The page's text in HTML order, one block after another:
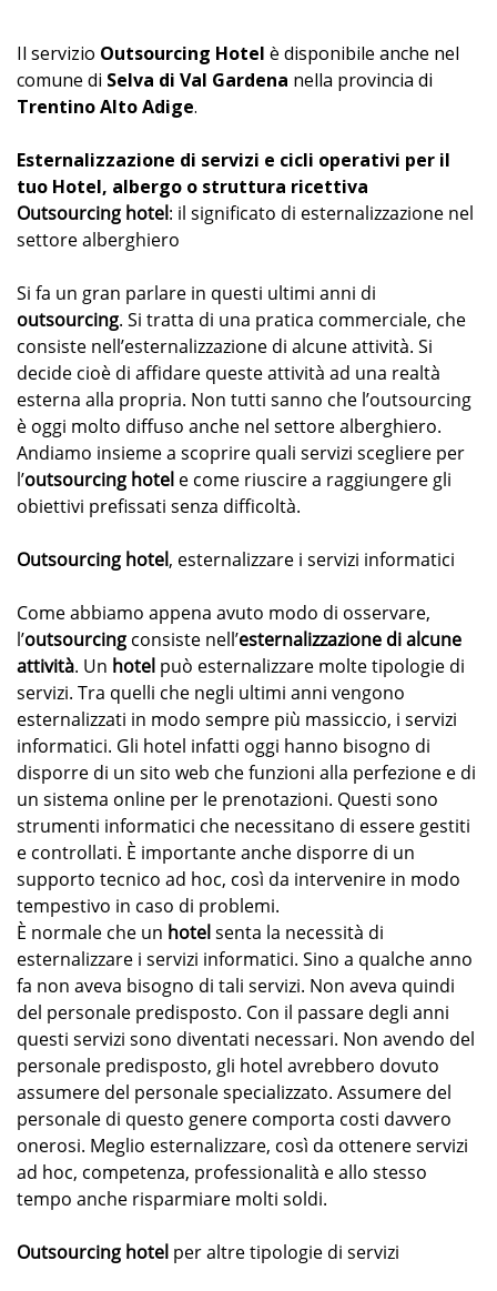
Il servizio Outsourcing Hotel è disponibile anche nel
comune di Selva di Val Gardena nella provincia di
Trentino Alto Adige.
Esternalizzazione di servizi e cicli operativi per il
tuo Hotel, albergo o struttura ricettiva
Outsourcing hotel: il significato di esternalizzazione nel
settore alberghiero
Si fa un gran parlare in questi ultimi anni di
outsourcing. Si tratta di una pratica commerciale, che
consiste nell’esternalizzazione di alcune attività. Si
decide cioè di affidare queste attività ad una realtà
esterna alla propria. Non tutti sanno che l’outsourcing
è oggi molto diffuso anche nel settore alberghiero.
Andiamo insieme a scoprire quali servizi scegliere per
l’outsourcing hotel e come riuscire a raggiungere gli
obiettivi prefissati senza difficoltà.
Outsourcing hotel, esternalizzare i servizi informatici
Come abbiamo appena avuto modo di osservare,
l’outsourcing consiste nell’esternalizzazione di alcune
attività. Un hotel può esternalizzare molte tipologie di
servizi. Tra quelli che negli ultimi anni vengono
esternalizzati in modo sempre più massiccio, i servizi
informatici. Gli hotel infatti oggi hanno bisogno di
disporre di un sito web che funzioni alla perfezione e di
un sistema online per le prenotazioni. Questi sono
strumenti informatici che necessitano di essere gestiti
e controllati. È importante anche disporre di un
supporto tecnico ad hoc, così da intervenire in modo
tempestivo in caso di problemi.
È normale che un hotelsenta la necessità di
esternalizzare i servizi informatici. Sino a qualche anno
fa non aveva bisogno di tali servizi. Non aveva quindi
del personale predisposto. Con il passare degli anni
questi servizi sono diventati necessari. Non avendo del
personale predisposto, gli hotel avrebbero dovuto
assumere del personale specializzato. Assumere del
personale di questo genere comporta costi davvero
onerosi. Meglio esternalizzare, così da ottenere servizi
ad hoc, competenza, professionalità e allo stesso
tempo anche risparmiare molti soldi.
Outsourcing hotel per altre tipologie di servizi